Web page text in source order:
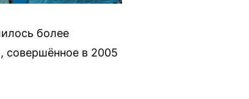
более
совершённое в 2005